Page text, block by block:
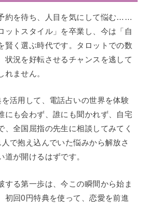
約を待ち、人目を気にして悩む……
ットスタイル」を卒業し、今は「自
賢く選ぶ時代です。タロットでの数
状況を好転させるチャンスを逃して
れません。
活用して、電話占いの世界を体験
にも会わず、誰にも聞かれず、自宅
、全国屈指の先生に相談してみてく
で抱え込んでいた悩みから解放さ
道が開けるはずです。
する第一歩は、今この瞬間から始ま
初回0円特典を使って、恋愛を前進